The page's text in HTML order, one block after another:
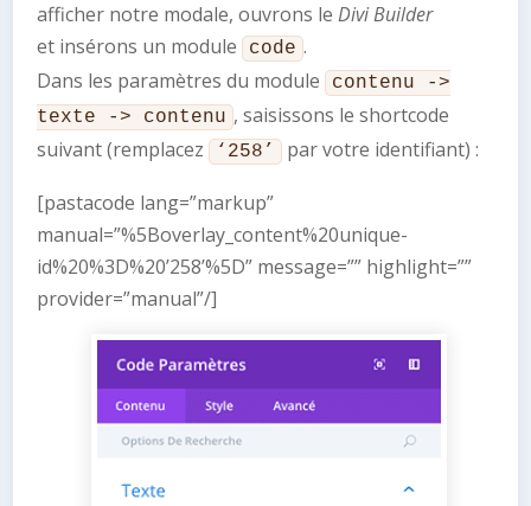
afficher notre modale, ouvrons leDivi Builder
et insérons un module code .
Dans les paramètres du module contenu ->
texte -> contenu , saisissons le shortcode
suivant (remplacez ‘258’ par votre identifiant) :
[pastacode lang=”markup”
manual=”%5Boverlay_content%20unique-
id%20%3D%20’258’%5D” message=”” highlight=””
provider=”manual”/]